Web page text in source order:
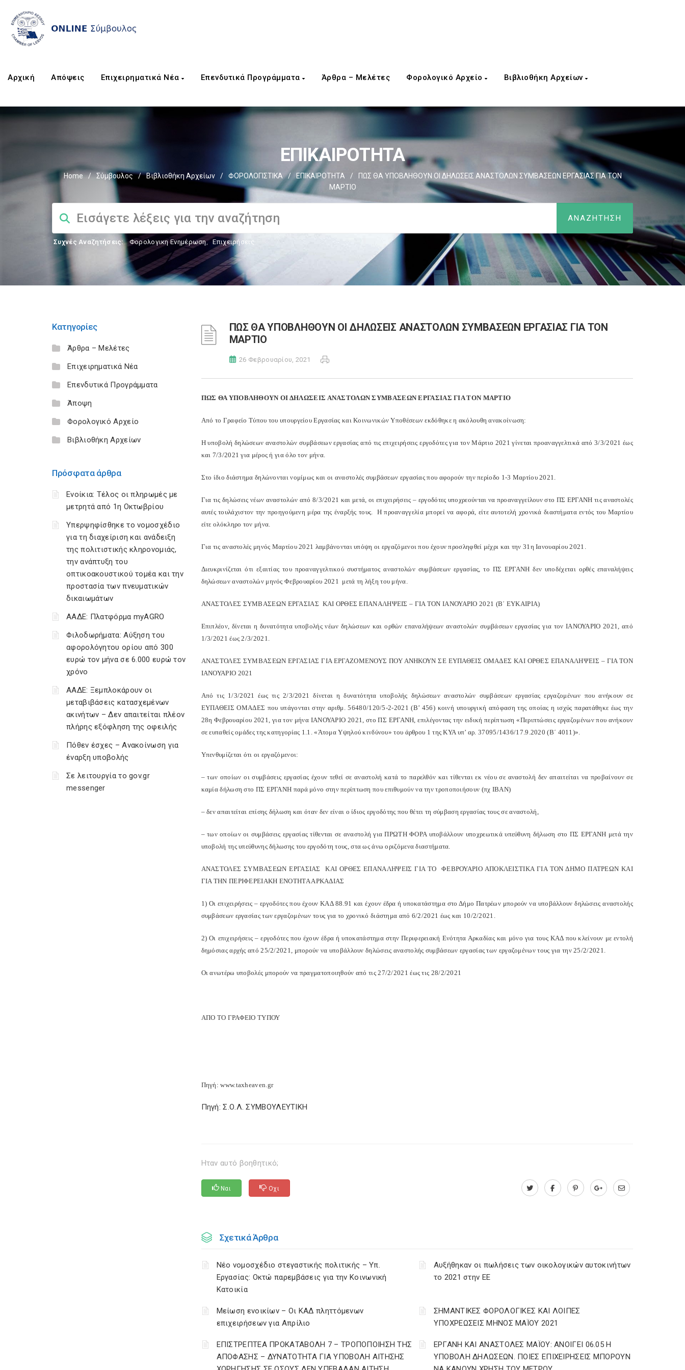
Αρχική Απόψεις Επιχειρηματικά Νέα Επενδυτικά Προγράμματα Άρθρα – Μελέτες Φορολογικό Αρχείο Βιβλιοθήκη Αρχείων
ΕΠΙΚΑΙΡΟΤΗΤΑ
Home / Σύμβουλος / Βιβλιοθήκη Αρχείων / ΦΟΡΟΛΟΓΙΣΤΙΚΑ / ΕΠΙΚΑΙΡΟΤΗΤΑ /
ΠΩΣ ΘΑ ΥΠΟΒΛΗΘΟΥΝ ΟΙ ΔΗΛΩΣΕΙΣ ΑΝΑΣΤΟΛΩΝ ΣΥΜΒΑΣΕΩΝ ΕΡΓΑΣΙΑΣ ΓΙΑ ΤΟΝ
ΜΑΡΤΙΟ
Συχνές Αναζητήσεις: Φορολογικη Ενημέρωση, Επιχειρήσεις
Κατηγορίες
Άρθρα – Μελέτες
Επιχειρηματικά Νέα
Επενδυτικά Προγράμματα
Άποψη
Φορολογικό Αρχείο
Βιβλιοθήκη Αρχείων
Πρόσφατα άρθρα
Ενοίκια: Τέλος οι πληρωμές με
μετρητά από 1η Οκτωβρίου
Υπερψηφίσθηκε το νομοσχέδιο
για τη διαχείριση και ανάδειξη
της πολιτιστικής κληρονομιάς,
την ανάπτυξη του
οπτικοακουστικού τομέα και την
προστασία των πνευματικών
δικαιωμάτων
ΑΑΔΕ: Πλατφόρμα myAGRO
Φιλοδωρήματα: Αύξηση του
αφορολόγητου ορίου από 300
ευρώ τον μήνα σε 6.000 ευρώ τον
χρόνο
ΑΑΔΕ: Ξεμπλοκάρουν οι
μεταβιβάσεις κατασχεμένων
ακινήτων – Δεν απαιτείται πλέον
πλήρης εξόφληση της οφειλής
Πόθεν έσχες – Ανακοίνωση για
έναρξη υποβολής
Σε λειτουργία το gov.gr
messenger
ΠΩΣ ΘΑ ΥΠΟΒΛΗΘΟΥΝ ΟΙ ΔΗΛΩΣΕΙΣ ΑΝΑΣΤΟΛΩΝ ΣΥΜΒΑΣΕΩΝ ΕΡΓΑΣΙΑΣ ΓΙΑ ΤΟΝ
ΜΑΡΤΙΟ
26 Φεβρουαρίου, 2021
ΠΩΣ ΘΑ ΥΠΟΒΛΗΘΟΥΝ ΟΙ ΔΗΛΩΣΕΙΣ ΑΝΑΣΤΟΛΩΝ ΣΥΜΒΑΣΕΩΝ ΕΡΓΑΣΙΑΣ ΓΙΑ ΤΟΝ ΜΑΡΤΙΟ
Από το Γραφείο Τύπου του υπουργείου Εργασίας και Κοινωνικών Υποθέσεων εκδόθηκε η ακόλουθη ανακοίνωση:
Η υποβολή δηλώσεων αναστολών συμβάσεων εργασίας από τις επιχειρήσεις εργοδότες για τον Μάρτιο 2021 γίνεται προαναγγελτικά από 3/3/2021 έως
και 7/3/2021 για μέρος ή για όλο τον μήνα.
Στο ίδιο διάστημα δηλώνονται νομίμως και οι αναστολές συμβάσεων εργασίας που αφορούν την περίοδο 1-3 Μαρτίου 2021.
Για τις δηλώσεις νέων αναστολών από 8/3/2021 και μετά, οι επιχειρήσεις – εργοδότες υποχρεούνται να προαναγγείλουν στο ΠΣ ΕΡΓΑΝΗ τις αναστολές
αυτές τουλάχιστον την προηγούμενη μέρα της έναρξής τους. Η προαναγγελία μπορεί να αφορά, είτε αυτοτελή χρονικά διαστήματα εντός του Μαρτίου
είτε ολόκληρο τον μήνα.
Για τις αναστολές μηνός Μαρτίου 2021 λαμβάνονται υπόψη οι εργαζόμενοι που έχουν προσληφθεί μέχρι και την 31η Ιανουαρίου 2021.
Διευκρινίζεται ότι εξαιτίας του προαναγγελτικού συστήματος αναστολών συμβάσεων εργασίας, το ΠΣ ΕΡΓΑΝΗ δεν υποδέχεται ορθές επαναλήψεις
δηλώσεων αναστολών μηνός Φεβρουαρίου 2021 μετά τη λήξη του μήνα.
ΑΝΑΣΤΟΛΕΣ ΣΥΜΒΑΣΕΩΝ ΕΡΓΑΣΙΑΣ ΚΑΙ ΟΡΘΕΣ ΕΠΑΝΑΛΗΨΕΙΣ – ΓΙΑ ΤΟΝ ΙΑΝΟΥΑΡΙΟ 2021 (Β΄ ΕΥΚΑΙΡΙΑ)
Επιπλέον, δίνεται η δυνατότητα υποβολής νέων δηλώσεων και ορθών επαναλήψεων αναστολών συμβάσεων εργασίας για τον ΙΑΝΟΥΑΡΙΟ 2021, από
1/3/2021 έως 2/3/2021.
ΑΝΑΣΤΟΛΕΣ ΣΥΜΒΑΣΕΩΝ ΕΡΓΑΣΙΑΣ ΓΙΑ ΕΡΓΑΖΟΜΕΝΟΥΣ ΠΟΥ ΑΝΗΚΟΥΝ ΣΕ ΕΥΠΑΘΕΙΣ ΟΜΑΔΕΣ ΚΑΙ ΟΡΘΕΣ ΕΠΑΝΑΛΗΨΕΙΣ – ΓΙΑ ΤΟΝ
ΙΑΝΟΥΑΡΙΟ 2021
Από τις 1/3/2021 έως τις 2/3/2021 δίνεται η δυνατότητα υποβολής δηλώσεων αναστολών συμβάσεων εργασίας εργαζομένων που ανήκουν σε
ΕΥΠΑΘΕΙΣ ΟΜΑΔΕΣ που υπάγονται στην αριθμ. 56480/120/5-2-2021 (Β’ 456) κοινή υπουργική απόφαση της οποίας η ισχύς παρατάθηκε έως την
28η Φεβρουαρίου 2021, για τον μήνα ΙΑΝΟΥΑΡΙΟ 2021, στο ΠΣ ΕΡΓΑΝΗ, επιλέγοντας την ειδική περίπτωση «Περιπτώσεις εργαζομένων που ανήκουν
σε ευπαθείς ομάδες της κατηγορίας 1.1. «Άτομα Υψηλού κινδύνου» του άρθρου 1 της ΚΥΑ υπ’ αρ. 37095/1436/17.9.2020 (Β΄ 4011)».
Υπενθυμίζεται ότι οι εργαζόμενοι:
– των οποίων οι συμβάσεις εργασίας έχουν τεθεί σε αναστολή κατά το παρελθόν και τίθενται εκ νέου σε αναστολή δεν απαιτείται να προβαίνουν σε
καμία δήλωση στο ΠΣ ΕΡΓΑΝΗ παρά μόνο στην περίπτωση που επιθυμούν να την τροποποιήσουν (πχ ΙΒΑΝ)
– δεν απαιτείται επίσης δήλωση και όταν δεν είναι ο ίδιος εργοδότης που θέτει τη σύμβαση εργασίας τους σε αναστολή,
– των οποίων οι συμβάσεις εργασίας τίθενται σε αναστολή για ΠΡΩΤΗ ΦΟΡΑ υποβάλλουν υποχρεωτικά υπεύθυνη δήλωση στο ΠΣ ΕΡΓΑΝΗ μετά την
υποβολή της υπεύθυνης δήλωσης του εργοδότη τους, στα ως άνω οριζόμενα διαστήματα.
ΑΝΑΣΤΟΛΕΣ ΣΥΜΒΑΣΕΩΝ ΕΡΓΑΣΙΑΣ ΚΑΙ ΟΡΘΕΣ ΕΠΑΝΑΛΗΨΕΙΣ ΓΙΑ ΤΟ ΦΕΒΡΟΥΑΡΙΟ ΑΠΟΚΛΕΙΣΤΙΚΑ ΓΙΑ ΤΟΝ ΔΗΜΟ ΠΑΤΡΕΩΝ ΚΑΙ
ΓΙΑ ΤΗΝ ΠΕΡΙΦΕΡΕΙΑΚΗ ΕΝΟΤΗΤΑ ΑΡΚΑΔΙΑΣ
1) Οι επιχειρήσεις – εργοδότες που έχουν ΚΑΔ 88.91 και έχουν έδρα ή υποκατάστημα στο Δήμο Πατρέων μπορούν να υποβάλλουν δηλώσεις αναστολής
συμβάσεων εργασίας των εργαζομένων τους για το χρονικό διάστημα από 6/2/2021 έως και 10/2/2021.
2) Οι επιχειρήσεις – εργοδότες που έχουν έδρα ή υποκατάστημα στην Περιφερειακή Ενότητα Αρκαδίας και μόνο για τους ΚΑΔ που κλείνουν με εντολή
δημόσιας αρχής από 25/2/2021, μπορούν να υποβάλλουν δηλώσεις αναστολής συμβάσεων εργασίας των εργαζομένων τους για την 25/2/2021.
Οι ανωτέρω υποβολές μπορούν να πραγματοποιηθούν από τις 27/2/2021 έως τις 28/2/2021
ΑΠΟ ΤΟ ΓΡΑΦΕΙΟ ΤΥΠΟΥ
Πηγή: www.taxheaven.gr
Πηγή: Σ.Ο.Λ. ΣΥΜΒΟΥΛΕΥΤΙΚΗ
Ηταν αυτό βοηθητικό;
Ναι Οχι
Σχετικά Άρθρα
Νέο νομοσχέδιο στεγαστικής πολιτικής – Υπ.
Εργασίας: Οκτώ παρεμβάσεις για την Κοινωνική
Κατοικία
Αυξήθηκαν οι πωλήσεις των οικολογικών αυτοκινήτων
το 2021 στην ΕΕ
Μείωση ενοικίων – Οι ΚΑΔ πληττόμενων
επιχειρήσεων για Απρίλιο
ΣΗΜΑΝΤΙΚΕΣ ΦΟΡΟΛΟΓΙΚΕΣ ΚΑΙ ΛΟΙΠΕΣ
ΥΠΟΧΡΕΩΣΕΙΣ ΜΗΝΟΣ ΜΑΪΟΥ 2021
ΕΠΙΣΤΡΕΠΤΕΑ ΠΡΟΚΑΤΑΒΟΛΗ 7 – ΤΡΟΠΟΠΟΙΗΣΗ ΤΗΣ
ΑΠΟΦΑΣΗΣ – ΔΥΝΑΤΟΤΗΤΑ ΓΙΑ ΥΠΟΒΟΛΗ ΑΙΤΗΣΗΣ
ΕΡΓΑΝΗ ΚΑΙ ΑΝΑΣΤΟΛΕΣ ΜΑΪΟΥ: ΑΝΟΙΓΕΙ 06.05 Η
ΥΠΟΒΟΛΗ ΔΗΛΩΣΕΩΝ. ΠΟΙΕΣ ΕΠΙΧΕΙΡΗΣΕΙΣ ΜΠΟΡΟΥΝ